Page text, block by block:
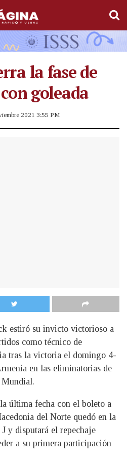
la fase de
goleada
2021 3:55 PM
estiró su invicto victorioso a
como técnico de
tras la victoria el domingo 4-
en las eliminatorias de
última fecha con el boleto a
del Norte quedó en la
y disputará el repechaje
a su primera participación